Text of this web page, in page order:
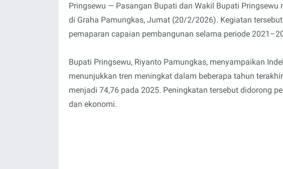
Pringsewu — Pasangan Bupati dan Wakil Bupati
di Graha Pamungkas, Jumat (20/2/2026). Kegiatan
pemaparan capaian pembangunan selama periode
Bupati Pringsewu, Riyanto Pamungkas, menyampaikan
menunjukkan tren meningkat dalam beberapa tahun
menjadi 74,76 pada 2025. Peningkatan tersebut didorong
dan ekonomi.